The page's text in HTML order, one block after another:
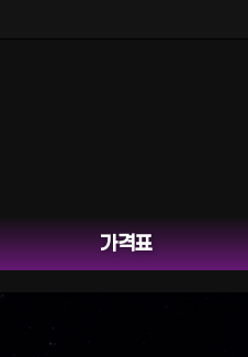
가격표